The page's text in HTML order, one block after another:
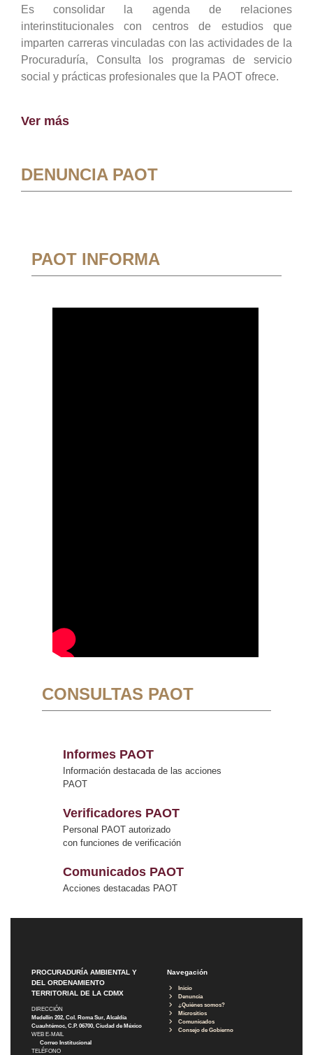
Es consolidar la agenda de relaciones
interinstitucionales con centros de estudios que
imparten carreras vinculadas con las actividades de la
Procuraduría, Consulta los programas de servicio
social y prácticas profesionales que la PAOT ofrece.
Ver más
DENUNCIA PAOT
PAOT INFORMA
CONSULTAS PAOT
Informes PAOT
Información destacada de las acciones
PAOT
Verificadores PAOT
Personal PAOT autorizado
con funciones de verificación
Comunicados PAOT
Acciones destacadas PAOT
PROCURADURÍA AMBIENTAL Y
DEL ORDENAMIENTO
TERRITORIAL DE LA CDMX
DIRECCIÓN
Medellín 202, Col. Roma Sur, Alcaldía
Cuauhtémoc, C.P. 06700, Ciudad de México
WEB E-MAIL
Correo Institucional
TELÉFONO
Navegación
Inicio
Denuncia
¿Quiénes somos?
Micrositios
Comunicados
Consejo de Gobierno